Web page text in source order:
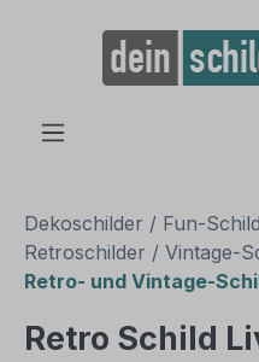
springen
Dekoschilder / Fun-
Retroschilder / Vintage-
Retro- und Vintage-
Retro Schild